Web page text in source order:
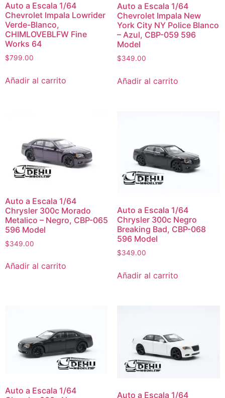
Auto a Escala 1/64
Chevrolet Impala Lowrider
Verde-Blanco,
CHIMLOVEBLFW Fine
Works 64
$799.00
Añadir al carrito
Auto a Escala 1/64
Chevrolet Impala New
York City NY Police Blanco
– Azul, CBP-059 596
Model
$349.00
Añadir al carrito
Auto a Escala 1/64
Chrysler 300c Morado
Metalico – Negro, CBP-065
596 Model
$349.00
Añadir al carrito
Auto a Escala 1/64
Chrysler 300c Negro
Breaking Bad, CBP-068
596 Model
$349.00
Añadir al carrito
Auto a Escala 1/64
Auto a Escala 1/64